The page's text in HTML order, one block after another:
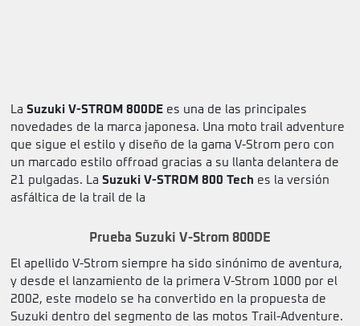
La Suzuki V-STROM 800DE es una de las principales
novedades de la marca japonesa. Una moto trail adventure
que sigue el estilo y diseño de la gama V-Strom pero con
un marcado estilo offroad gracias a su llanta delantera de
21 pulgadas. La Suzuki V-STROM 800 Tech es la versión
asfáltica de la trail de la
Prueba Suzuki V-Strom 800DE
El apellido V-Strom siempre ha sido sinónimo de aventura,
y desde el lanzamiento de la primera V-Strom 1000 por el
2002, este modelo se ha convertido en la propuesta de
Suzuki dentro del segmento de las motos Trail-Adventure.